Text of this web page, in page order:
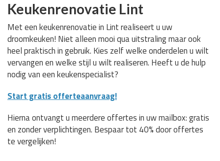
Keukenrenovatie Lint
Met een keukenrenovatie in Lint realiseert u uw
droomkeuken! Niet alleen mooi qua uitstraling maar ook
heel praktisch in gebruik. Kies zelf welke onderdelen u wilt
vervangen en welke stijl u wilt realiseren. Heeft u de hulp
nodig van een keukenspecialist?
Start gratis offerteaanvraag!
Hierna ontvangt u meerdere offertes in uw mailbox: gratis
en zonder verplichtingen. Bespaar tot 40% door offertes
te vergelijken!